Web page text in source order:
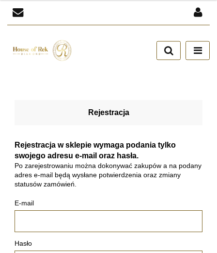
Zaloguj się
Zarejestruj się
Rejestracja
Rejestracja w sklepie wymaga podania tylko
swojego adresu e-mail oraz hasła.
Po zarejestrowaniu można dokonywać zakupów a na podany
adres e-mail będą wysłane potwierdzenia oraz zmiany
statusów zamówień.
E-mail
Hasło